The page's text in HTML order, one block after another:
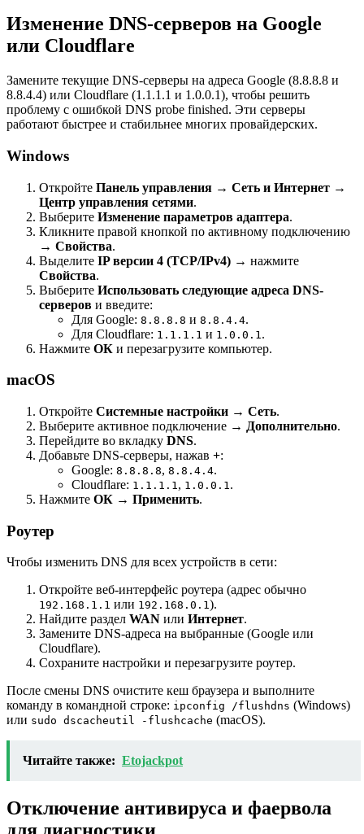
Изменение DNS-серверов на Google
или Cloudflare
Замените текущие DNS-серверы на адреса Google (8.8.8.8 и
8.8.4.4) или Cloudflare (1.1.1.1 и 1.0.0.1), чтобы решить
проблему с ошибкой DNS probe finished. Эти серверы
работают быстрее и стабильнее многих провайдерских.
Windows
Откройте Панель управления → Сеть и Интернет →
Центр управления сетями.
Выберите Изменение параметров адаптера.
Кликните правой кнопкой по активному подключению
→ Свойства.
Выделите IP версии 4 (TCP/IPv4) → нажмите
Свойства.
Выберите Использовать следующие адреса DNS-
серверов и введите:
Для Google: 8.8.8.8 и 8.8.4.4.
Для Cloudflare: 1.1.1.1 и 1.0.0.1 .
Нажмите ОК и перезагрузите компьютер.
macOS
Откройте Системные настройки → Сеть.
Выберите активное подключение → Дополнительно.
Перейдите во вкладку DNS.
Добавьте DNS-серверы, нажав +:
Google: 8.8.8.8, 8.8.4.4.
Cloudflare: 1.1.1.1 , 1.0.0.1 .
Нажмите ОК → Применить.
Роутер
Чтобы изменить DNS для всех устройств в сети:
Откройте веб-интерфейс роутера (адрес обычно
192.168.1.1 или 192.168.0.1).
Найдите раздел WAN или Интернет.
Замените DNS-адреса на выбранные (Google или
Cloudflare).
Сохраните настройки и перезагрузите роутер.
После смены DNS очистите кеш браузера и выполните
команду в командной строке: ipconfig /flushdns (Windows)
или sudo dscacheutil -flushcache (macOS).
Читайте также: Etojackpot
Отключение антивируса и фаервола